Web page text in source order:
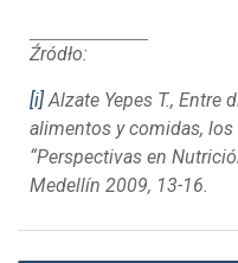
Źródło:
[i] Alzate Yepes T., Entre
alimentos y comidas,
“Perspectivas en
Medellín 2009, 13-16.